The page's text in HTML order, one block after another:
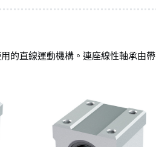
的直線運動機構。連座線性軸承由